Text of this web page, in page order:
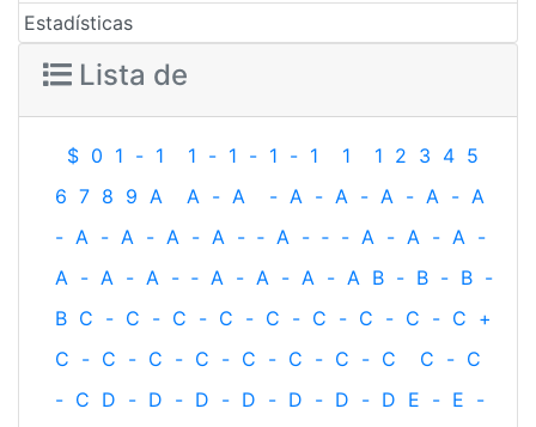
Estadísticas
Lista de
$ 0 1 - 1 1 - 1 - 1 - 1 1 1 2 3 4 5
6 7 8 9 A A - A - A - A - A - A - A
- A - A - A - A - ‐ A - ‐ - A - A - A -
A - A - A - ‐ A - A - A - A B - B - B -
B C - C - C - C - C - C - C - C - C +
C - C - C - C - C - C - C - C C - C
- C D - D - D - D - D - D - D E - E -